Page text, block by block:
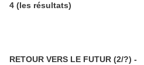
4 (les résultats)
RETOUR VERS LE FUTUR (2/?) -